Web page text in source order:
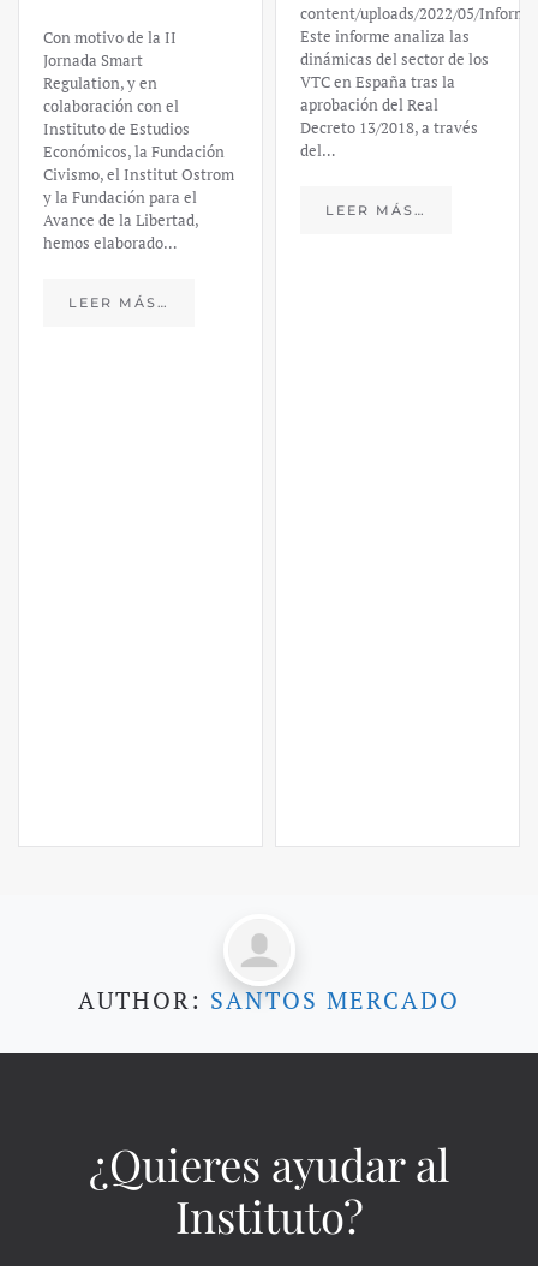
content/uploads/2022/05/Informe_sobre_las_VTC.pdf
Este informe analiza las
dinámicas del sector de los
VTC en España tras la
aprobación del Real
Decreto 13/2018, a través
del…
LEER MÁS…
un análisis
financiero –
Daniel
Fernández
AUTHOR: SANTOS MERCADO
¿Quieres ayudar al
Instituto?